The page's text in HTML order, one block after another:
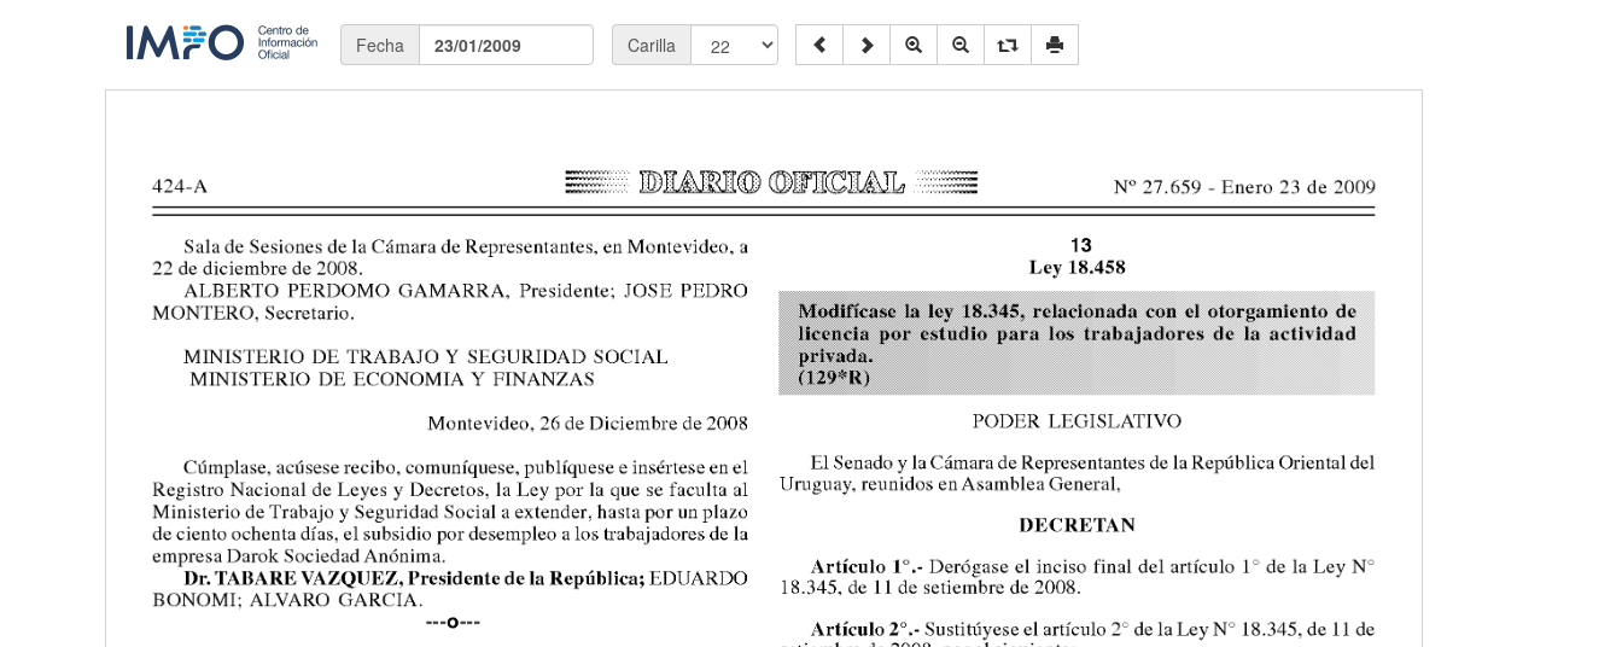
Fecha 23/01/2009 Carilla